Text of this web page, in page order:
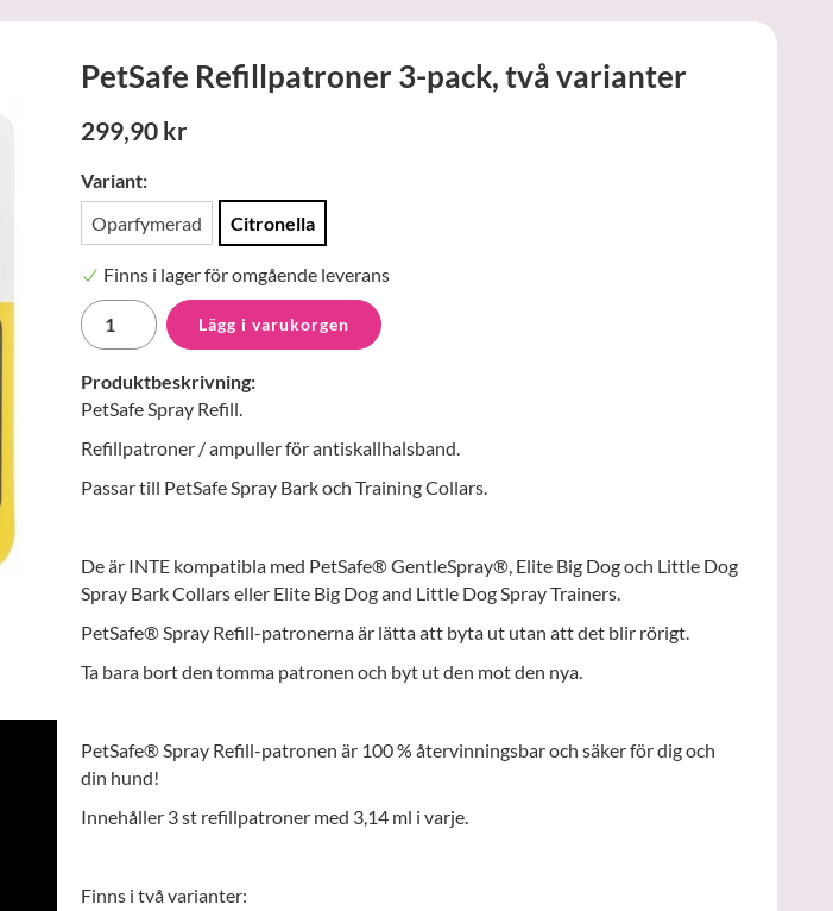
PetSafe Refillpatroner 3-pack, två varianter
299,90 kr
Variant:
Oparfymerad
Citronella
Finns i lager för omgående leverans
Lägg i varukorgen
Produktbeskrivning:
PetSafe Spray Refill.
Refillpatroner / ampuller för antiskallhalsband.
Passar till PetSafe Spray Bark och Training Collars.
De är INTE kompatibla med PetSafe® GentleSpray®, Elite Big Dog och Little Dog
Spray Bark Collars eller Elite Big Dog and Little Dog Spray Trainers.
PetSafe® Spray Refill-patronerna är lätta att byta ut utan att det blir rörigt.
Ta bara bort den tomma patronen och byt ut den mot den nya.
PetSafe® Spray Refill-patronen är 100 % återvinningsbar och säker för dig och
din hund!
Innehåller 3 st refillpatroner med 3,14 ml i varje.
Finns i två varianter: